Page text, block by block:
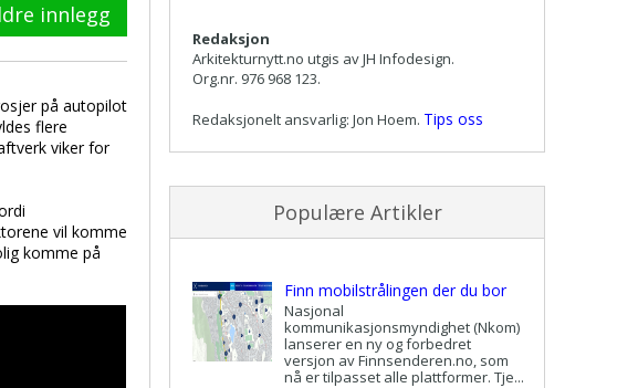
innlegg
på autopilot
flere
viker for
vil komme
komme på
Redaksjon
Arkitekturnytt.no utgis av JH Infodesign.
Org.nr. 976 968 123.
Redaksjonelt ansvarlig: Jon Hoem. Tips oss
Populære Artikler
Finn mobilstrålingen der du bor
Nasjonal
kommunikasjonsmyndighet (Nkom)
lanserer en ny og forbedret
versjon av Finnsenderen.no, som
nå er tilpasset alle plattformer. Tje...